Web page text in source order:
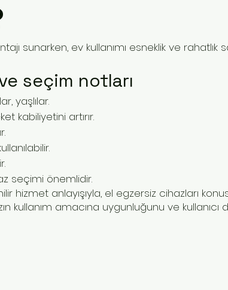
sunarken, ev kullanımı esneklik ve rahatlık
seçim notları
yaşlılar.
kabiliyetini artırır.
seçimi önemlidir.
hizmet anlayışıyla, el egzersiz cihazları
kullanım amacına uygunluğunu ve